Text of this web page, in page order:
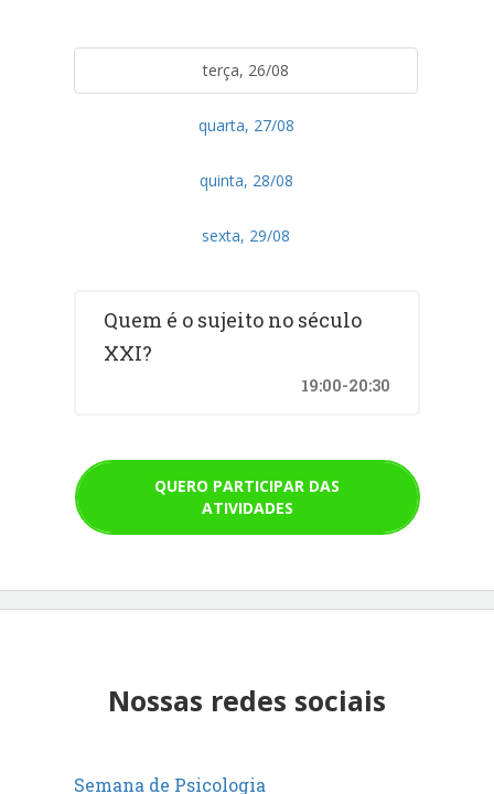
terça, 26/08
quarta, 27/08
quinta, 28/08
sexta, 29/08
Quem é o sujeito no século
XXI?
19:00-20:30
QUERO PARTICIPAR DAS
ATIVIDADES
Nossas redes sociais
Semana de Psicologia